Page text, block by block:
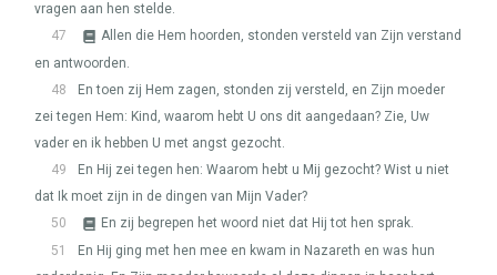
vragen aan hen stelde.
47
Allen die Hem hoorden, stonden versteld van Zijn verstand
en antwoorden.
48
En toen zij Hem zagen, stonden zij versteld, en Zijn moeder
zei tegen Hem: Kind, waarom hebt U ons dit aangedaan? Zie, Uw
vader en ik hebben U met angst gezocht.
49
En Hij zei tegen hen: Waarom hebt u Mij gezocht? Wist u niet
dat Ik moet zijn in de dingen van Mijn Vader?
50
En zij begrepen het woord niet dat Hij tot hen sprak.
51
En Hij ging met hen mee en kwam in Nazareth en was hun